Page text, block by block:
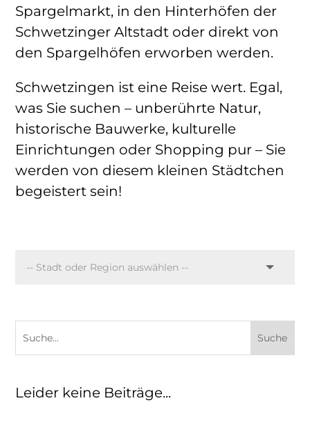
Spargelmarkt, in den Hinterhöfen der
Schwetzinger Altstadt oder direkt von
den Spargelhöfen erworben werden.
Schwetzingen ist eine Reise wert. Egal,
was Sie suchen – unberührte Natur,
historische Bauwerke, kulturelle
Einrichtungen oder Shopping pur – Sie
werden von diesem kleinen Städtchen
begeistert sein!
Leider keine Beiträge...